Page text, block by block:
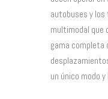
autobuses y los
multimodal que
gama completa
un único modo